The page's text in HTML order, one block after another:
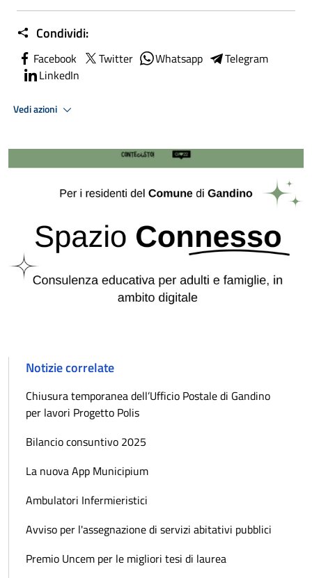
Condividi:
Facebook Twitter Whatsapp
Telegram
LinkedIn
Vedi azioni
Notizie correlate
Chiusura temporanea dell’Ufficio Postale di Gandino
per lavori Progetto Polis
Bilancio consuntivo 2025
La nuova App Municipium
Ambulatori Infermieristici
Avviso per l'assegnazione di servizi abitativi pubblici
Premio Uncem per le migliori tesi di laurea